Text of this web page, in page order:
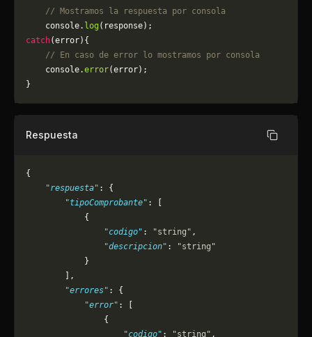
    // Mostramos la respuesta por consola
    console.
log (response);
catch(error){
    // En caso de error lo mostramos por consola
	console.
error(error);
}
Respuesta Copiar
{
    "respuesta"
: {
        "tipoComprobante"
: [
            {
                "codigo"
: "string" ,
                "descripcion"
:
"string"
            }
        ],
        "errores"
: {
            "error"
: [
                {
                    "codigo"
: "string" ,